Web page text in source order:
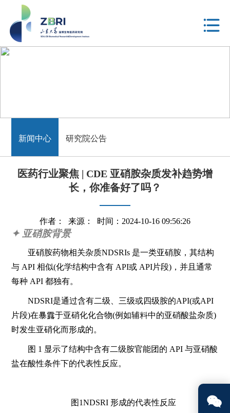

新闻中心 研究院公告
医药行业聚焦 | CDE 亚硝胺杂质发补趋势增
长，你准备好了吗？
作者： 来源： 时间：2024-10-16 09:56:26
✦ 亚硝胺背景
亚硝胺药物相关杂质NDSRIs 是一类亚硝胺，其结构
与 API 相似(化学结构中含有 API或 API片段)，并且通常
每种 API 都独有。
NDSRI是通过含有二级、三级或四级胺的API(或API
片段)在暴露于亚硝化化合物(例如辅料中的亚硝酸盐杂质)
时发生亚硝化而形成的。
图 1 显示了结构中含有二级胺官能团的 API 与亚硝酸
盐在酸性条件下的代表性反应。
图1NDSRI 形成的代表性反应